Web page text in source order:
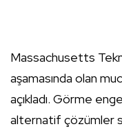
Massachusetts
aşamasında olan
açıkladı. Görme
alternatif çözümler